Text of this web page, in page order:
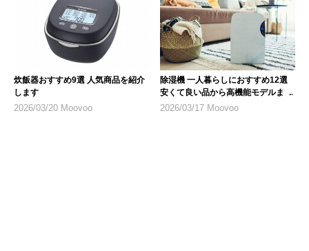
炊飯器おすすめ9選 人気商品を紹介
します
2026/03/20 Moovoo
除湿機 一人暮らしにおすすめ12選
安くて良い品から高機能モデルまで
2026/03/17 Moovoo